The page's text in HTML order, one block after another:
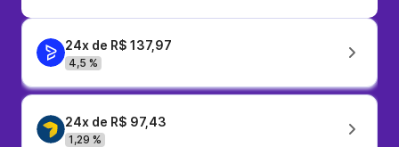
24x de R$ 137,97
4,5 %
24x de R$ 97,43
1,29 %